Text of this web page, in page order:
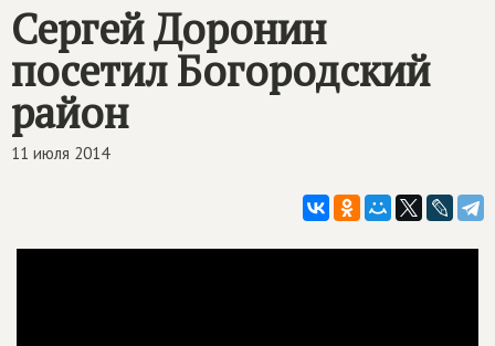
Сергей Доронин
посетил Богородский
район
11 июля 2014